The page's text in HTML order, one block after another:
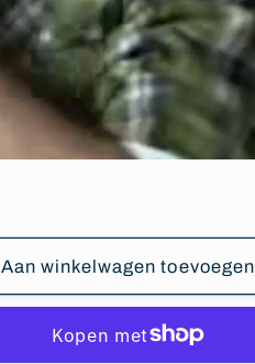
Aan winkelwagen toevoegen